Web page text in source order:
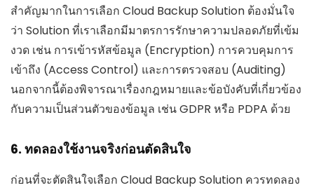
สำคัญมากในการเลือก Cloud Backup Solution ต้องมั่นใจ
ว่า Solution ที่เราเลือกมีมาตรการรักษาความปลอดภัยที่เข้ม
งวด เช่น การเข้ารหัสข้อมูล (Encryption) การควบคุมการ
เข้าถึง (Access Control) และการตรวจสอบ (Auditing)
นอกจากนี้ต้องพิจารณาเรื่องกฎหมายและข้อบังคับที่เกี่ยวข้อง
กับความเป็นส่วนตัวของข้อมูล เช่น GDPR หรือ PDPA ด้วย
6. ทดลองใช้งานจริงก่อนตัดสินใจ
ก่อนที่จะตัดสินใจเลือก Cloud Backup Solution ควรทดลอง